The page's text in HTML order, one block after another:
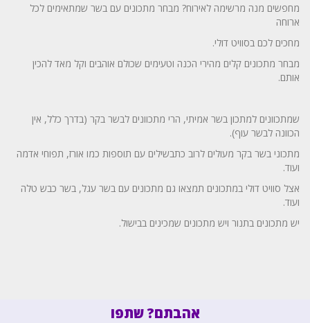
מחפשים מנה מרשימה לאירוח? מבחר מתכונים עם בשר שמתאימים לכל
ארוחה
מחכים לכם בסוויט דולי.
מבחר מתכונים קלים מהירי הכנה וטעימים שכולם אוהבים וקל מאד להכין
אותם.
שמתכוונים למתכון בשר אמיתי, הרי מתכוונים לבשר בקר (בדרך כלל, אין
הכוונה לבשר עוף).
מתכוני בשר בקר מעולים לרוב כתבשילים עם תוספות כמו אורז, תפוחי אדמה
ועוד.
אצל סוויט דולי במתכונים תמצאו גם מתכונים עם בשר עגל, בשר כבש טלה
ועוד.
יש מתכונים בתנור ויש מתכונים שמכינים בבישול.
אהבתם? שתפו